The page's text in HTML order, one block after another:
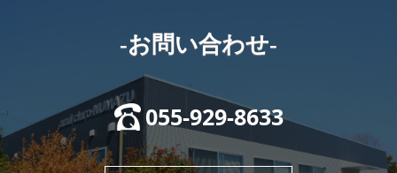
-お問い合わせ-
055-929-8633